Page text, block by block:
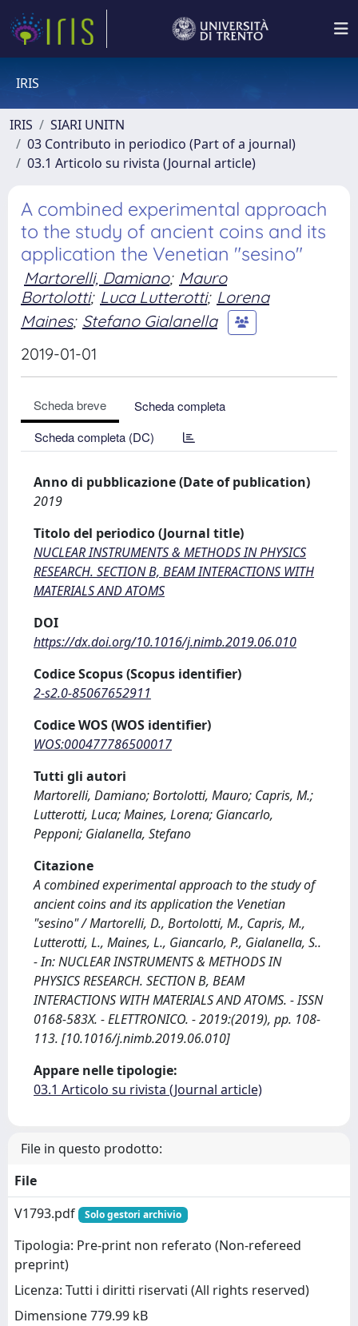
IRIS
IRIS
SIARI UNITN
03 Contributo in periodico (Part of a journal)
03.1 Articolo su rivista (Journal article)
A combined experimental approach
to the study of ancient coins and its
application the Venetian "sesino"
Martorelli, Damiano; Mauro
Bortolotti; Luca Lutterotti; Lorena
Maines; Stefano Gialanella
2019-01-01
Scheda breve
Scheda completa
Scheda completa (DC)
Anno di pubblicazione (Date of publication)
2019
Titolo del periodico (Journal title)
NUCLEAR INSTRUMENTS & METHODS IN PHYSICS
RESEARCH. SECTION B, BEAM INTERACTIONS WITH
MATERIALS AND ATOMS
DOI
https://dx.doi.org/10.1016/j.nimb.2019.06.010
Codice Scopus (Scopus identifier)
2-s2.0-85067652911
Codice WOS (WOS identifier)
WOS:000477786500017
Tutti gli autori
Martorelli, Damiano; Bortolotti, Mauro; Capris, M.;
Lutterotti, Luca; Maines, Lorena; Giancarlo,
Pepponi; Gialanella, Stefano
Citazione
A combined experimental approach to the study of
ancient coins and its application the Venetian
"sesino" / Martorelli, D., Bortolotti, M., Capris, M.,
Lutterotti, L., Maines, L., Giancarlo, P., Gialanella, S..
- In: NUCLEAR INSTRUMENTS & METHODS IN
PHYSICS RESEARCH. SECTION B, BEAM
INTERACTIONS WITH MATERIALS AND ATOMS. - ISSN
0168-583X. - ELETTRONICO. - 2019:(2019), pp. 108-
113. [10.1016/j.nimb.2019.06.010]
Appare nelle tipologie:
03.1 Articolo su rivista (Journal article)
File in questo prodotto:
File
V1793.pdf
Solo gestori archivio
Tipologia: Pre-print non referato (Non-refereed
preprint)
Licenza: Tutti i diritti riservati (All rights reserved)
Dimensione 779.99 kB